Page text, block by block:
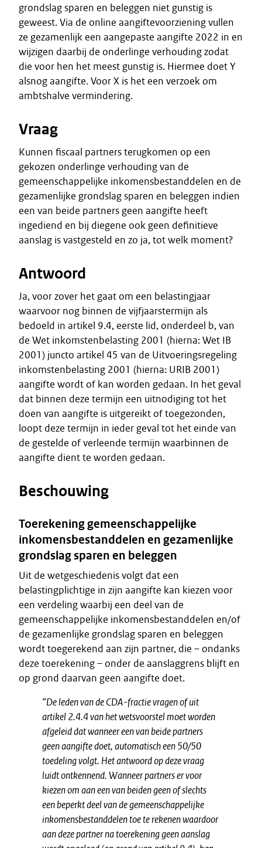
grondslag sparen en beleggen niet gunstig is
geweest. Via de online aangiftevoorziening vullen
ze gezamenlijk een aangepaste aangifte 2022 in en
wijzigen daarbij de onderlinge verhouding zodat
die voor hen het meest gunstig is. Hiermee doet Y
alsnog aangifte. Voor X is het een verzoek om
ambtshalve vermindering.
Vraag
Kunnen fiscaal partners terugkomen op een
gekozen onderlinge verhouding van de
gemeenschappelijke inkomensbestanddelen en de
gezamenlijke grondslag sparen en beleggen indien
een van beide partners geen aangifte heeft
ingediend en bij diegene ook geen definitieve
aanslag is vastgesteld en zo ja, tot welk moment?
Antwoord
Ja, voor zover het gaat om een belastingjaar
waarvoor nog binnen de vijfjaarstermijn als
bedoeld in artikel 9.4, eerste lid, onderdeel b, van
de Wet inkomstenbelasting 2001 (hierna: Wet IB
2001) juncto artikel 45 van de Uitvoeringsregeling
inkomstenbelasting 2001 (hierna: URIB 2001)
aangifte wordt of kan worden gedaan. In het geval
dat binnen deze termijn een uitnodiging tot het
doen van aangifte is uitgereikt of toegezonden,
loopt deze termijn in ieder geval tot het einde van
de gestelde of verleende termijn waarbinnen de
aangifte dient te worden gedaan.
Beschouwing
Toerekening gemeenschappelijke
inkomensbestanddelen en gezamenlijke
grondslag sparen en beleggen
Uit de wetgeschiedenis volgt dat een
belastingplichtige in zijn aangifte kan kiezen voor
een verdeling waarbij een deel van de
gemeenschappelijke inkomensbestanddelen en/of
de gezamenlijke grondslag sparen en beleggen
wordt toegerekend aan zijn partner, die – ondanks
deze toerekening – onder de aanslaggrens blijft en
op grond daarvan geen aangifte doet.
“De leden van de CDA-fractie vragen of uit
artikel 2.4.4 van het wetsvoorstel moet worden
afgeleid dat wanneer een van beide partners
geen aangifte doet, automatisch een 50/50
toedeling volgt. Het antwoord op deze vraag
luidt ontkennend. Wanneer partners er voor
kiezen om aan een van beiden geen of slechts
een beperkt deel van de gemeenschappelijke
inkomensbestanddelen toe te rekenen waardoor
aan deze partner na toerekening geen aanslag